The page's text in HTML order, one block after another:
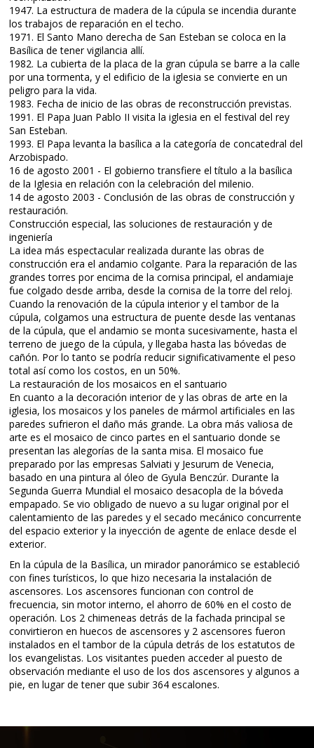
1947. La estructura de madera de la cúpula se incendia durante
los trabajos de reparación en el techo.
1971. El Santo Mano derecha de San Esteban se coloca en la
Basílica de tener vigilancia allí.
1982. La cubierta de la placa de la gran cúpula se barre a la calle
por una tormenta, y el edificio de la iglesia se convierte en un
peligro para la vida.
1983. Fecha de inicio de las obras de reconstrucción previstas.
1991. El Papa Juan Pablo II visita la iglesia en el festival del rey
San Esteban.
1993. El Papa levanta la basílica a la categoría de concatedral del
Arzobispado.
16 de agosto 2001 - El gobierno transfiere el título a la basílica
de la Iglesia en relación con la celebración del milenio.
14 de agosto 2003 - Conclusión de las obras de construcción y
restauración.
Construcción especial, las soluciones de restauración y de
ingeniería
La idea más espectacular realizada durante las obras de
construcción era el andamio colgante. Para la reparación de las
grandes torres por encima de la cornisa principal, el andamiaje
fue colgado desde arriba, desde la cornisa de la torre del reloj.
Cuando la renovación de la cúpula interior y el tambor de la
cúpula, colgamos una estructura de puente desde las ventanas
de la cúpula, que el andamio se monta sucesivamente, hasta el
terreno de juego de la cúpula, y llegaba hasta las bóvedas de
cañón. Por lo tanto se podría reducir significativamente el peso
total así como los costos, en un 50%.
La restauración de los mosaicos en el santuario
En cuanto a la decoración interior de y las obras de arte en la
iglesia, los mosaicos y los paneles de mármol artificiales en las
paredes sufrieron el daño más grande. La obra más valiosa de
arte es el mosaico de cinco partes en el santuario donde se
presentan las alegorías de la santa misa. El mosaico fue
preparado por las empresas Salviati y Jesurum de Venecia,
basado en una pintura al óleo de Gyula Benczúr. Durante la
Segunda Guerra Mundial el mosaico desacopla de la bóveda
empapado. Se vio obligado de nuevo a su lugar original por el
calentamiento de las paredes y el secado mecánico concurrente
del espacio exterior y la inyección de agente de enlace desde el
exterior.
En la cúpula de la Basílica, un mirador panorámico se estableció
con fines turísticos, lo que hizo necesaria la instalación de
ascensores. Los ascensores funcionan con control de
frecuencia, sin motor interno, el ahorro de 60% en el costo de
operación. Los 2 chimeneas detrás de la fachada principal se
convirtieron en huecos de ascensores y 2 ascensores fueron
instalados en el tambor de la cúpula detrás de los estatutos de
los evangelistas. Los visitantes pueden acceder al puesto de
observación mediante el uso de los dos ascensores y algunos a
pie, en lugar de tener que subir 364 escalones.